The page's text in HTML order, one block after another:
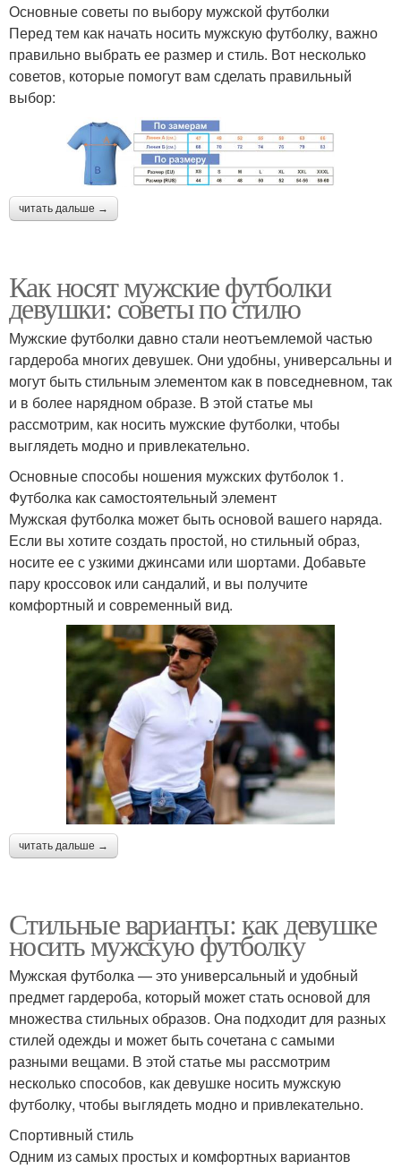
Основные советы по выбору мужской футболки
Перед тем как начать носить мужскую футболку, важно
правильно выбрать ее размер и стиль. Вот несколько
советов, которые помогут вам сделать правильный
выбор:
читать дальше →
Как носят мужские футболки
девушки: советы по стилю
Мужские футболки давно стали неотъемлемой частью
гардероба многих девушек. Они удобны, универсальны и
могут быть стильным элементом как в повседневном, так
и в более нарядном образе. В этой статье мы
рассмотрим, как носить мужские футболки, чтобы
выглядеть модно и привлекательно.
Основные способы ношения мужских футболок 1.
Футболка как самостоятельный элемент
Мужская футболка может быть основой вашего наряда.
Если вы хотите создать простой, но стильный образ,
носите ее с узкими джинсами или шортами. Добавьте
пару кроссовок или сандалий, и вы получите
комфортный и современный вид.
читать дальше →
Стильные варианты: как девушке
носить мужскую футболку
Мужская футболка — это универсальный и удобный
предмет гардероба, который может стать основой для
множества стильных образов. Она подходит для разных
стилей одежды и может быть сочетана с самыми
разными вещами. В этой статье мы рассмотрим
несколько способов, как девушке носить мужскую
футболку, чтобы выглядеть модно и привлекательно.
Спортивный стиль
Одним из самых простых и комфортных вариантов